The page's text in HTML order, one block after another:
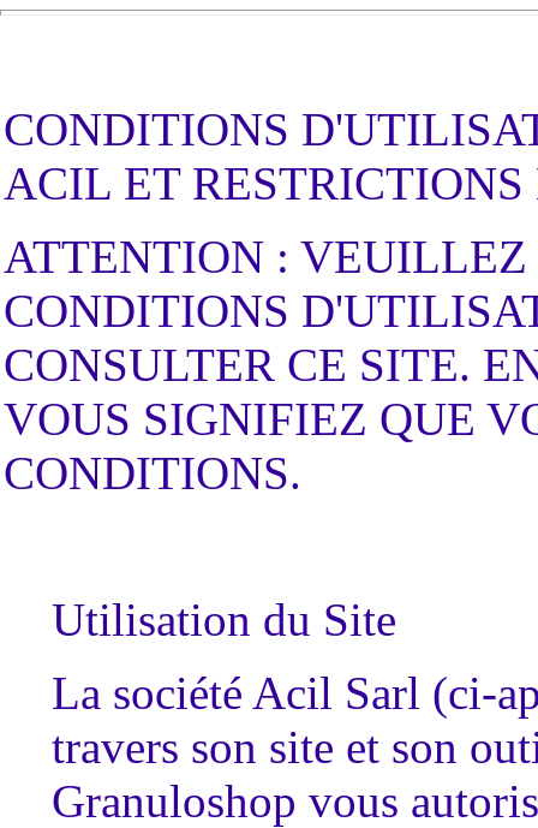
CONDITIONS
ACIL ET
ATTENTION :
CONDITIONS
CONSULTER CE SITE.
VOUS SIGNIFIEZ QUE
CONDITIONS.
Utilisation du Site
La société Acil Sarl (ci-
travers son site et son
Granuloshop vous